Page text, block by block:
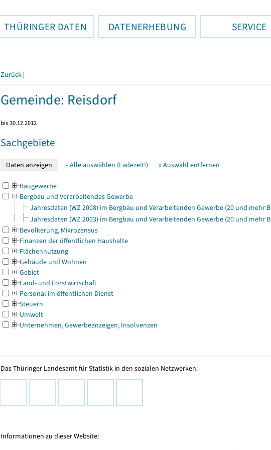
THÜRINGER DATEN DATENERHEBUNG SERVICE
Zurück |
Gemeinde: Reisdorf
bis 30.12.2012
Sachgebiete
» Alle auswählen (Ladezeit!) » Auswahl entfernen
Baugewerbe
Bergbau und Verarbeitendes Gewerbe
Jahresdaten (WZ 2008) im Bergbau und Verarbeitenden Gewerbe (20 und mehr
Jahresdaten (WZ 2003) im Bergbau und Verarbeitenden Gewerbe (20 und mehr
Bevölkerung, Mikrozensus
Finanzen der öffentlichen Haushalte
Flächennutzung
Gebäude und Wohnen
Gebiet
Land- und Forstwirtschaft
Personal im öffentlichen Dienst
Steuern
Umwelt
Unternehmen, Gewerbeanzeigen, Insolvenzen
Das Thüringer Landesamt für Statistik in den sozialen Netzwerken:
Informationen zu dieser Website: